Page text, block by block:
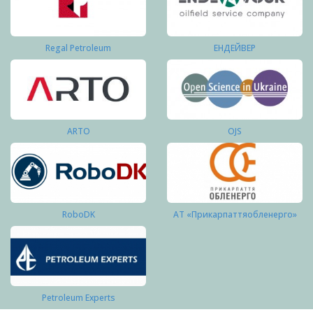
Regal Petroleum ЕНДЕЙВЕР
ARTO OJS
RoboDK АТ «Прикарпаттяобленерго»
Petroleum Experts